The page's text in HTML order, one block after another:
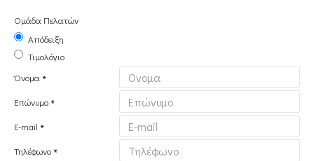
Ομάδα Πελατών
Απόδειξη
Τιμολόγιο
Όνομα
Επώνυμο
E-mail
Τηλέφωνο